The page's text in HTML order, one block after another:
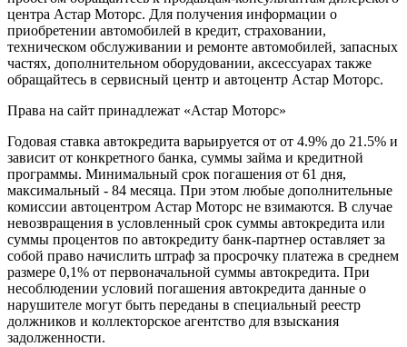
центра Астар Моторс. Для получения информации о
приобретении автомобилей в кредит, страховании,
техническом обслуживании и ремонте автомобилей, запасных
частях, дополнительном оборудовании, аксессуарах также
обращайтесь в сервисный центр и автоцентр Астар Моторс.
Права на сайт принадлежат «Астар Моторс»
Годовая ставка автокредита варьируется от от 4.9% до 21.5% и
зависит от конкретного банка, суммы займа и кредитной
программы. Минимальный срок погашения от 61 дня,
максимальный - 84 месяца. При этом любые дополнительные
комиссии автоцентром Астар Моторс не взимаются. В случае
невозвращения в условленный срок суммы автокредита или
суммы процентов по автокредиту банк-партнер оставляет за
собой право начислить штраф за просрочку платежа в среднем
размере 0,1% от первоначальной суммы автокредита. При
несоблюдении условий погашения автокредита данные о
нарушителе могут быть переданы в специальный реестр
должников и коллекторское агентство для взыскания
задолженности.